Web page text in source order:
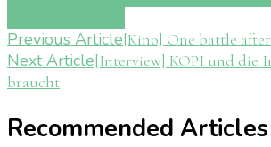
Post
Navigation
Previous Article[Kino] One battle
Next Article[Interview] KOPI und die
braucht
Recommended Articles